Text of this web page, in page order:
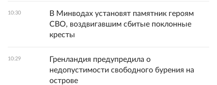
10:30
В Минводах установят памятник героям
СВО, воздвигавшим сбитые поклонные
кресты
10:29
Гренландия предупредила о
недопустимости свободного бурения на
острове